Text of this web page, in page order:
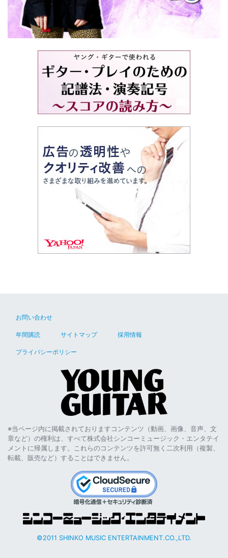
お問い合わせ
年間購読 サイトマップ 採用情報
プライバシーポリシー
※当ページ内に掲載されておりますコンテンツ（動画、画像、音声、文
章など）の権利は、すべて株式会社シンコーミュージック・エンタテイ
メントに帰属します。これらのコンテンツを許可無く二次利用（複製、
転載、販売など）することはできません。
©2011 SHINKO MUSIC ENTERTAINMENT.CO.,LTD.